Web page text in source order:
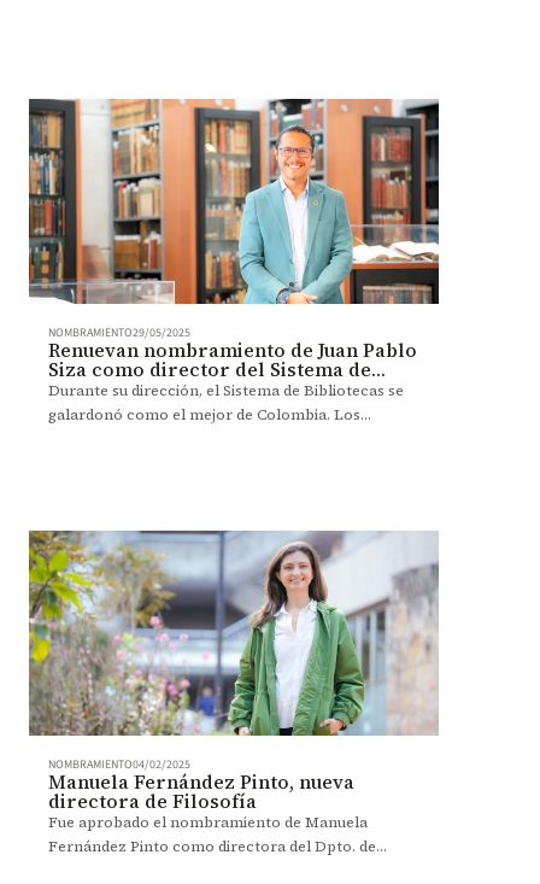
NOMBRAMIENTO29/05/2025
Renuevan nombramiento de Juan Pablo
Siza como director del Sistema de
Bibliotecas
Durante su dirección, el Sistema de Bibliotecas se
galardonó como el mejor de Colombia. Los
NOMBRAMIENTO04/02/2025
Manuela Fernández Pinto, nueva
directora de Filosofía
Fue aprobado el nombramiento de Manuela
Fernández Pinto como directora del Dpto. de